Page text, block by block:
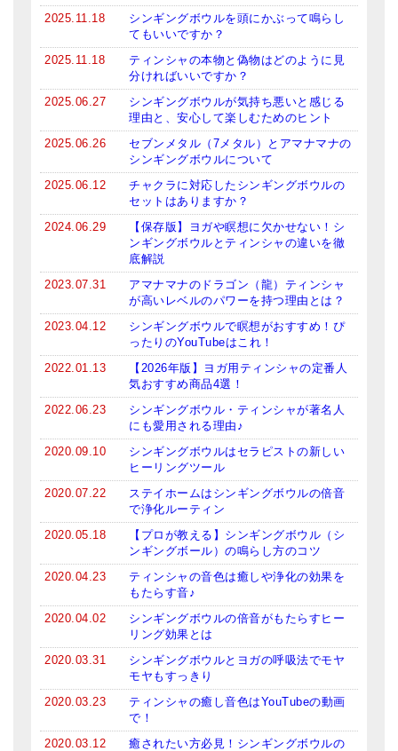
2025.11.18
シンギングボウルを頭にかぶって鳴らし
てもいいですか？
2025.11.18
ティンシャの本物と偽物はどのように見
分ければいいですか？
2025.06.27
シンギングボウルが気持ち悪いと感じる
理由と、安心して楽しむためのヒント
2025.06.26
セブンメタル（7メタル）とアマナマナの
シンギングボウルについて
2025.06.12
チャクラに対応したシンギングボウルの
セットはありますか？
2024.06.29
【保存版】ヨガや瞑想に欠かせない！シ
ンギングボウルとティンシャの違いを徹
底解説
2023.07.31
アマナマナのドラゴン（龍）ティンシャ
が高いレベルのパワーを持つ理由とは？
2023.04.12
シンギングボウルで瞑想がおすすめ！ぴ
ったりのYouTubeはこれ！
2022.01.13
【2026年版】ヨガ用ティンシャの定番人
気おすすめ商品4選！
2022.06.23
シンギングボウル・ティンシャが著名人
にも愛用される理由♪
2020.09.10
シンギングボウルはセラピストの新しい
ヒーリングツール
2020.07.22
ステイホームはシンギングボウルの倍音
で浄化ルーティン
2020.05.18
【プロが教える】シンギングボウル（シ
ンギングボール）の鳴らし方のコツ
2020.04.23
ティンシャの音色は癒しや浄化の効果を
もたらす音♪
2020.04.02
シンギングボウルの倍音がもたらすヒー
リング効果とは
2020.03.31
シンギングボウルとヨガの呼吸法でモヤ
モヤもすっきり
2020.03.23
ティンシャの癒し音色はYouTubeの動画
で！
2020.03.12
癒されたい方必見！シンギングボウルの